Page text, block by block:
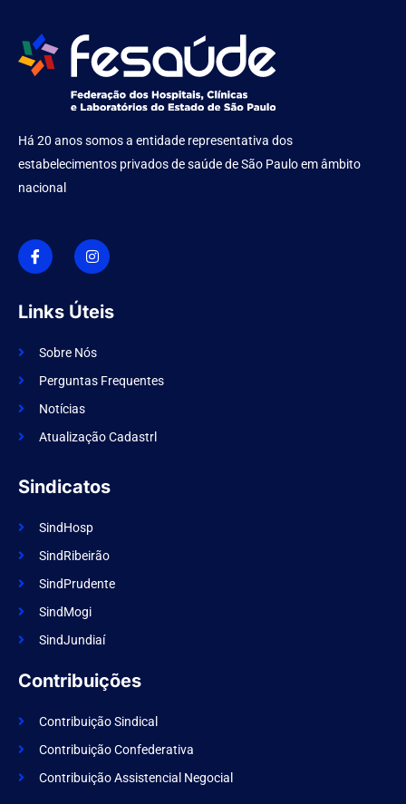
Há 20 anos somos a entidade representativa dos
estabelecimentos privados de saúde de São Paulo em âmbito
nacional
I
c
o
n
f
a
e
o
k
I
n
s
t
g
r
m
Links Úteis
Sobre Nós
Perguntas Frequentes
Notícias
Atualização Cadastrl
Sindicatos
SindHosp
SindRibeirão
SindPrudente
SindMogi
SindJundiaí
Contribuições
Contribuição Sindical
Contribuição Confederativa
Contribuição Assistencial Negocial